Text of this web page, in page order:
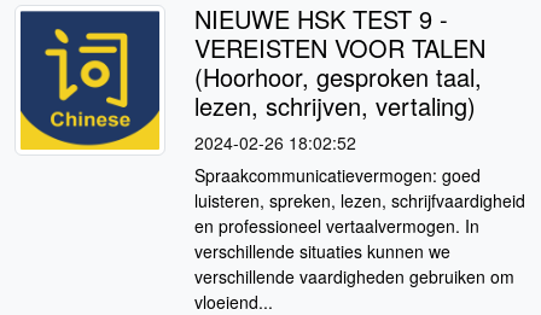
NIEUWE HSK TEST 9 -
VEREISTEN VOOR TALEN
(Hoorhoor, gesproken taal,
lezen, schrijven, vertaling)
2024-02-26 18:02:52
Spraakcommunicatievermogen: goed
luisteren, spreken, lezen, schrijfvaardigheid
en professioneel vertaalvermogen. In
verschillende situaties kunnen we
verschillende vaardigheden gebruiken om
vloeiend...